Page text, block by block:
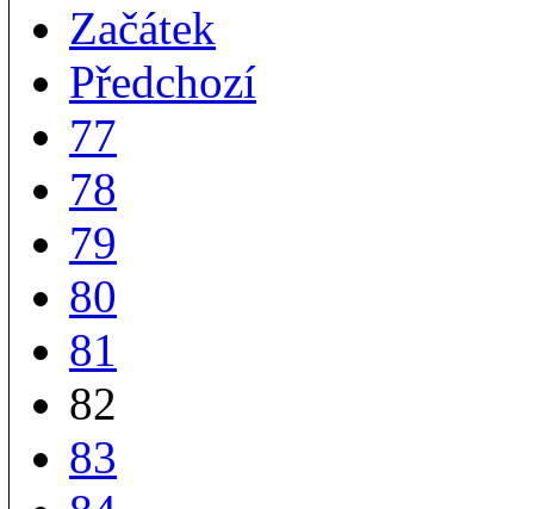
Začátek
Předchozí
77
78
79
80
81
82
83